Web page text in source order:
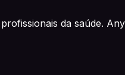
da saúde.